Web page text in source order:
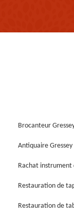
Brocanteur
Antiquaire Gressey
Rachat instrument
Restauration de
Restauration de